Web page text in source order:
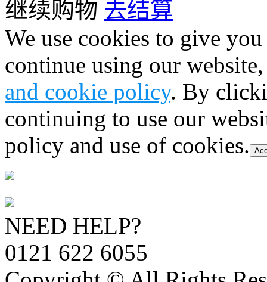
继续购物 去结算
We use cookies to give
continue using our
and cookie policy. By
continuing to use our
policy and use of cookies.
NEED HELP?
0121 622 6055